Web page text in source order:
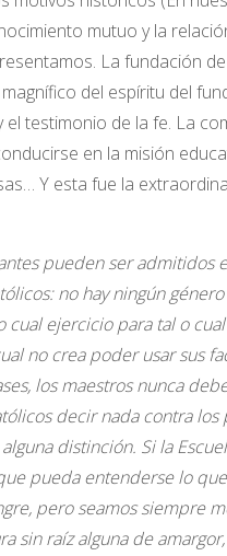
mutuo y la
La fundación
del espíritu del
testimonio de la fe. La
en la misión
Y esta fue la
pueden ser admitidos
no hay ningún
ejercicio para tal o
no crea poder usar sus
los maestros nunca
decir nada contra
distinción. Si la
pueda entenderse lo
pero seamos siempre
sin raíz alguna de